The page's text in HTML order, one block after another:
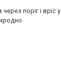
поріг і вріс у